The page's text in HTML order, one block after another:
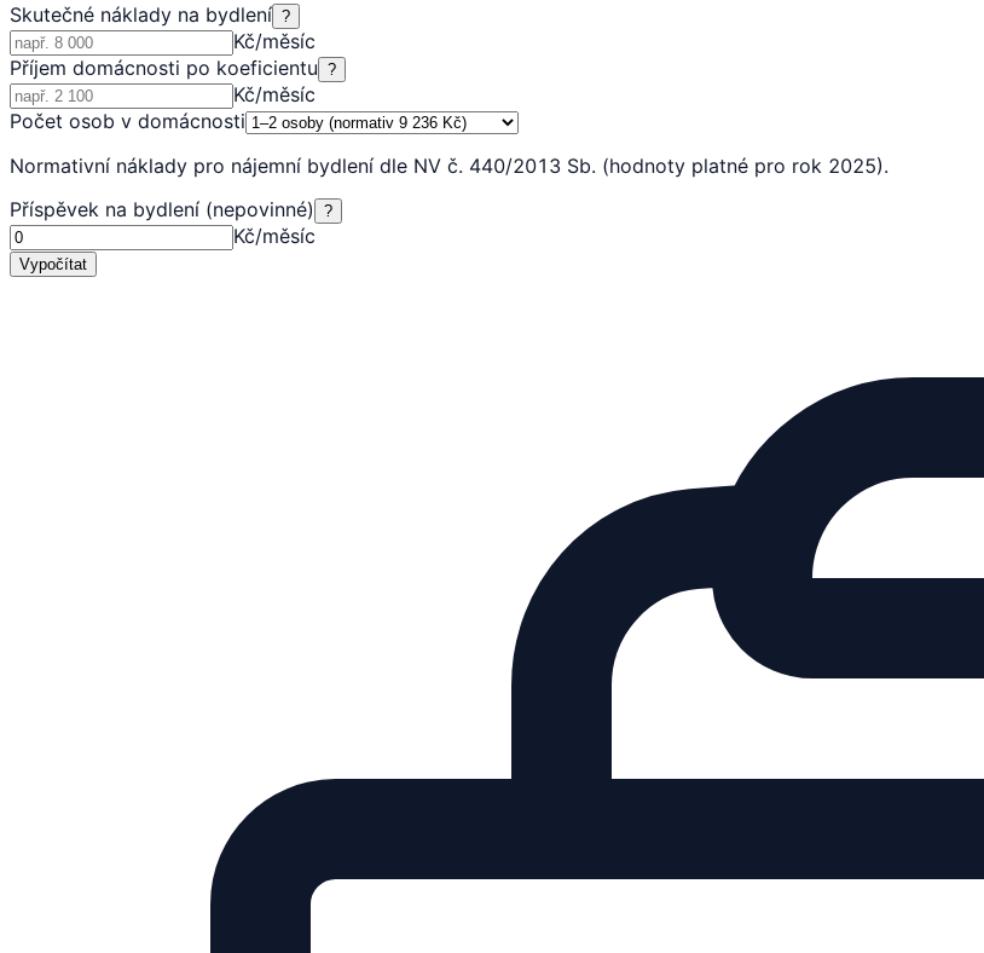
Skutečné náklady na bydlení ?
Kč/měsíc
Příjem domácnosti po koeficientu ?
Kč/měsíc
Počet osob v domácnosti
Normativní náklady pro nájemní bydlení dle NV č. 440/2013 Sb. (hodnoty platné pro rok 2025).
Příspěvek na bydlení (nepovinné)
?
Kč/měsíc
Vypočítat